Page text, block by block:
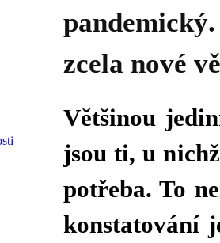
zcela nové
Většinou
jsou ti, u
potřeba. To
konstatování